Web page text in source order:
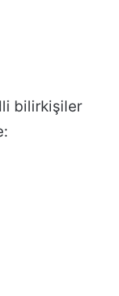
bilirkişiler